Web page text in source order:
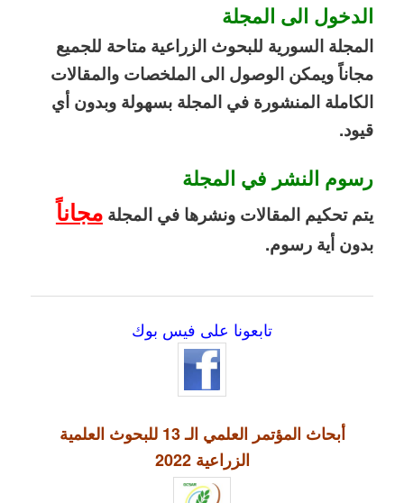
الدخول الى المجلة
المجلة السورية للبحوث الزراعية متاحة للجميع
مجاناً ويمكن الوصول الى الملخصات والمقالات
الكاملة المنشورة في المجلة بسهولة وبدون أي
قيود.
رسوم النشر في المجلة
يتم تحكيم المقالات ونشرها في المجلةمجاناً
بدون أية رسوم.
تابعونا على فيس بوك
أبحاث المؤتمر العلمي الـ 13 للبحوث العلمية
الزراعية 2022